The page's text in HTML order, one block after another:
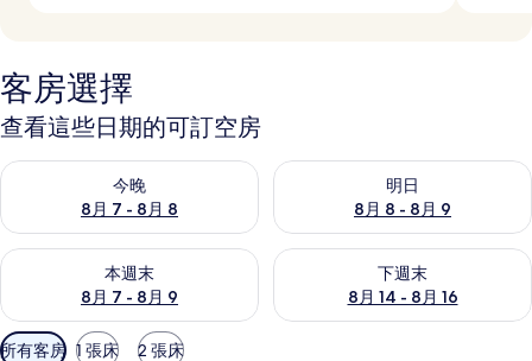
客房選擇
查看這些日期的可訂空房
今晚
8月 7 - 8月 8
查看今晚 8月 7 - 8月 8的可訂空房
明日
8月 8 - 8月 9
查看明日 8月 8 - 8月 9的可訂
本週末
8月 7 - 8月 9
查看本週末 8月 7 - 8月 9的可訂空房
下週末
8月 14 - 8月 16
查看下週末 8月 14 - 8月 16的
可
所有客房 1 張床 2 張床